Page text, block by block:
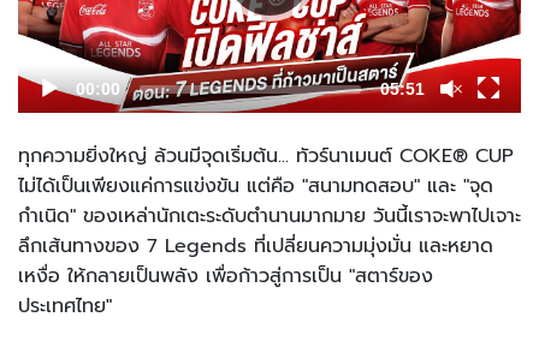
00:00 05:51
ทุกความยิ่งใหญ่ ล้วนมีจุดเริ่มต้น... ทัวร์นาเมนต์ COKE® CUP
ไม่ได้เป็นเพียงแค่การแข่งขัน แต่คือ "สนามทดสอบ" และ "จุด
กำเนิด" ของเหล่านักเตะระดับตำนานมากมาย วันนี้เราจะพาไปเจาะ
ลึกเส้นทางของ 7 Legends ที่เปลี่ยนความมุ่งมั่น และหยาด
เหงื่อ ให้กลายเป็นพลัง เพื่อก้าวสู่การเป็น "สตาร์ของ
ประเทศไทย"